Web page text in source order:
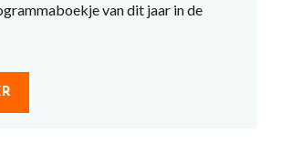
van dit jaar in de